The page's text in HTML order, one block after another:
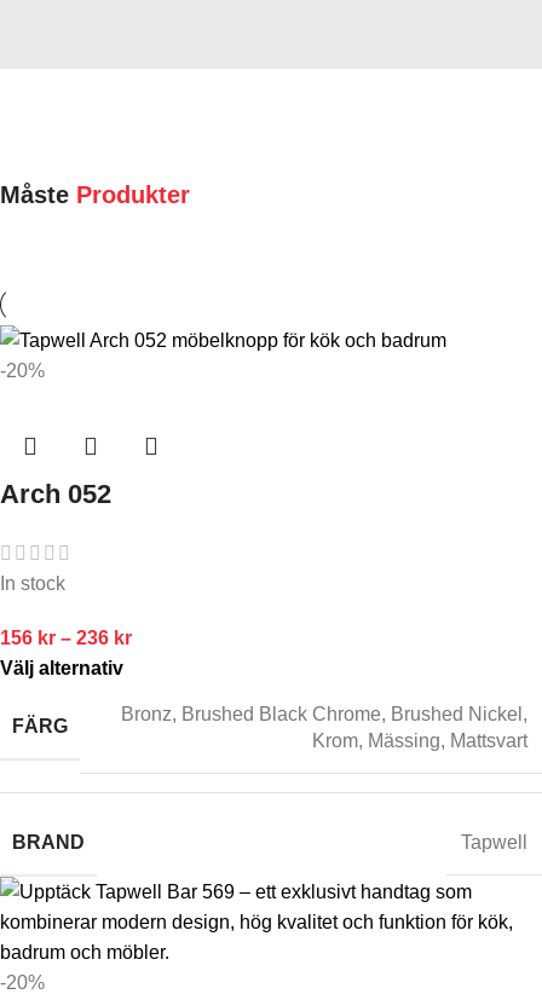
Måste Produkter
-20%
Arch 052
In stock
156 kr – 236 kr
Välj alternativ
FÄRG
Bronz, Brushed Black Chrome, Brushed Nickel ,
Krom, Mässing, Mattsvart
BRAND Tapwell
-20%